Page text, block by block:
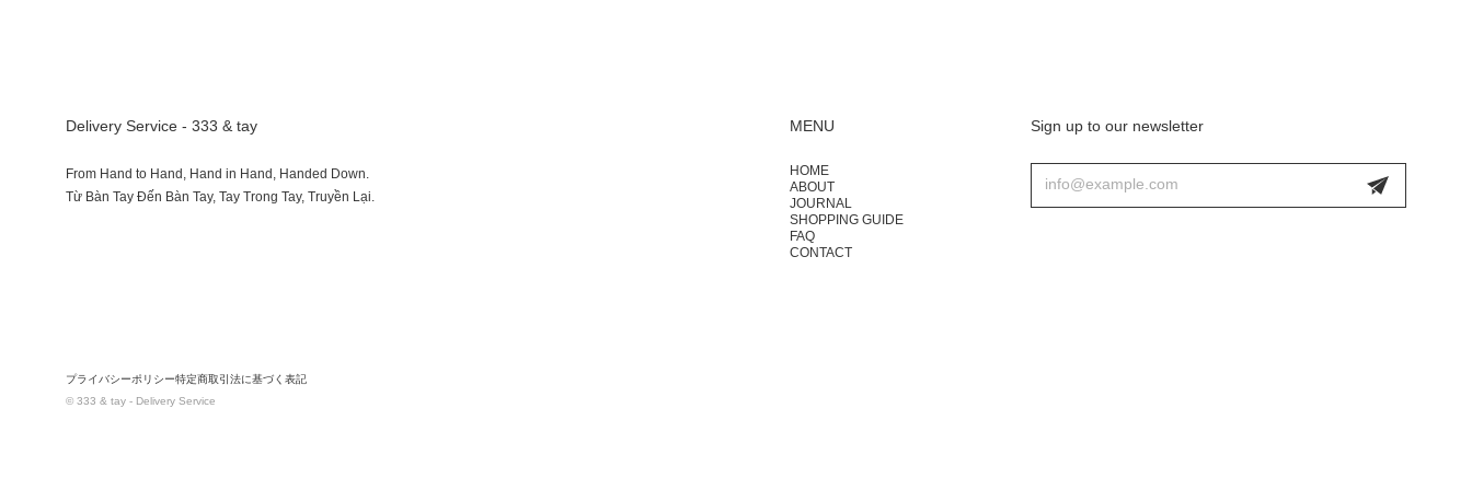
Delivery Service - 333 & tay
From Hand to Hand, Hand in Hand, Handed Down.
MENU
HOME
ABOUT
JOURNAL
SHOPPING GUIDE
FAQ
CONTACT
Sign up to our newsletter
プライバシーポリシー特定商取引法に基づく表記
© 333 & tay - Delivery Service